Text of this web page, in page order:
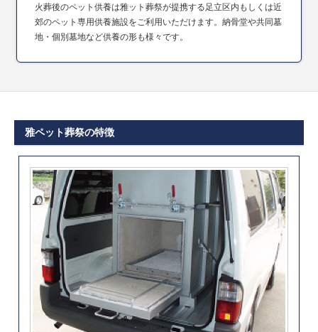
火葬後のペット供養は雅ット葬祭が提携する足立区内もしくは近
郊のペット専用供養施設をご利用いただけます。納骨堂や共同墓
地・個別墓地など供養の形も様々です。
雅ペット葬祭の特徴